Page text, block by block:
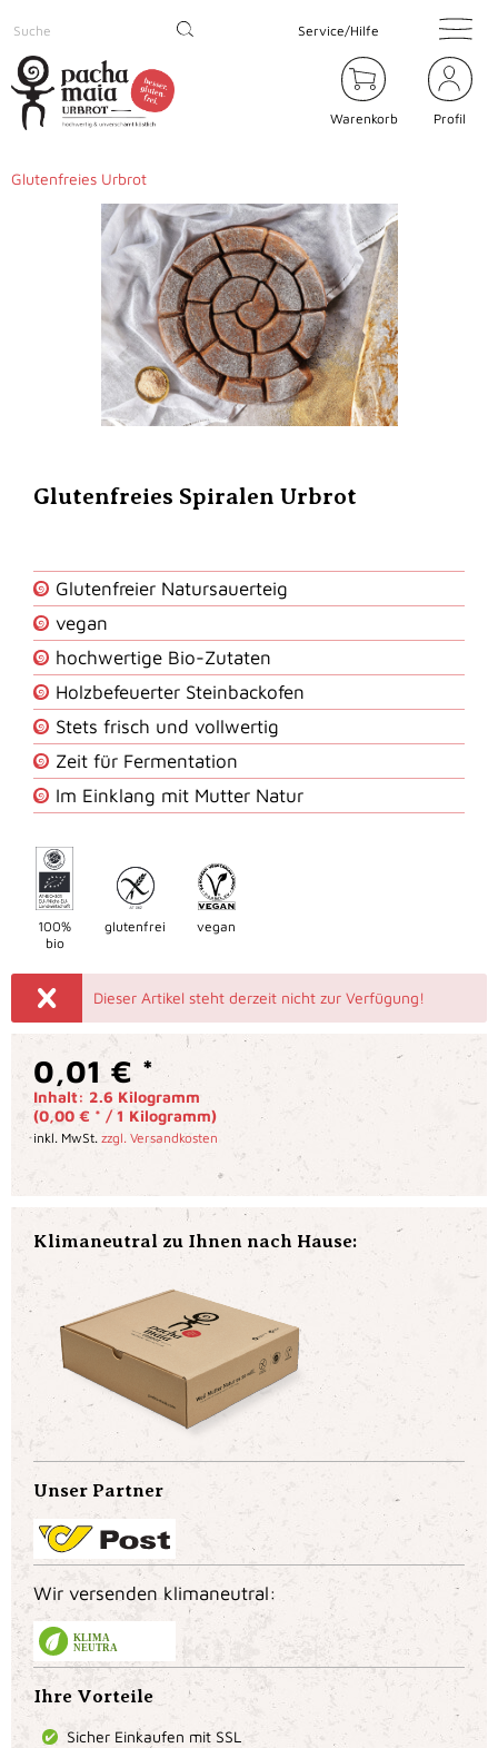
Service/Hilfe
Warenkorb Profil
Glutenfreies Urbrot
Glutenfreies Spiralen Urbrot
Glutenfreier Natursauerteig
vegan
hochwertige Bio-Zutaten
Holzbefeuerter Steinbackofen
Stets frisch und vollwertig
Zeit für Fermentation
Im Einklang mit Mutter Natur
100%
bio
glutenfrei vegan
Dieser Artikel steht derzeit nicht zur Verfügung!
0,01 € *
Inhalt: 2.6 Kilogramm
(0,00 € * / 1 Kilogramm)
inkl. MwSt. zzgl. Versandkosten
Klimaneutral zu Ihnen nach Hause:
Unser Partner
Wir versenden klimaneutral:
KLIMA
NEUTRAL
Ihre Vorteile
Sicher Einkaufen mit SSL